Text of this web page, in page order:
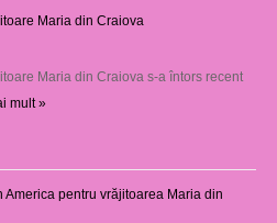
Maria din Craiova
Maria din Craiova s-a întors recent
mult »
America pentru vrăjitoarea Maria din